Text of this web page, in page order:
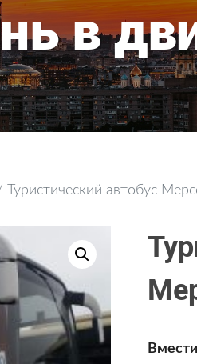
в
Туристический автобус